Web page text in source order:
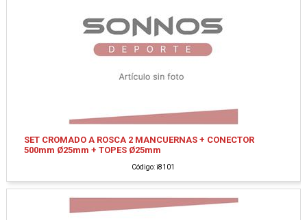
SET CROMADO A ROSCA 2 MANCUERNAS + CONECTOR
500mm Ø25mm + TOPES Ø25mm
Código: i8101